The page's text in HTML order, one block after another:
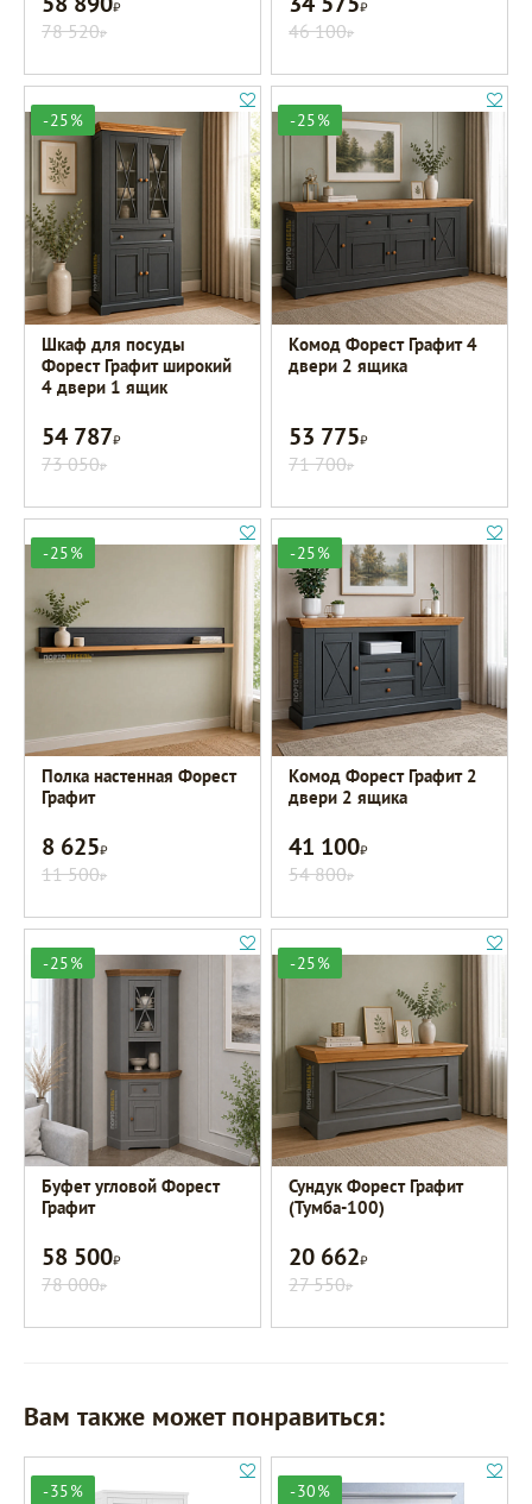
78 520Р 46 100Р
-25%
Шкаф для посуды
Форест Графит широкий
4 двери 1 ящик
54 787Р
73 050Р
-25%
Комод Форест Графит 4
двери 2 ящика
53 775Р
71 700Р
-25%
Полка настенная Форест
Графит
8 625Р
11 500Р
-25%
Комод Форест Графит 2
двери 2 ящика
41 100Р
54 800Р
-25%
Буфет угловой Форест
Графит
58 500Р
78 000Р
-25%
Сундук Форест Графит
(Тумба-100)
20 662Р
27 550Р
Вам также может понравиться:
-35% -30%